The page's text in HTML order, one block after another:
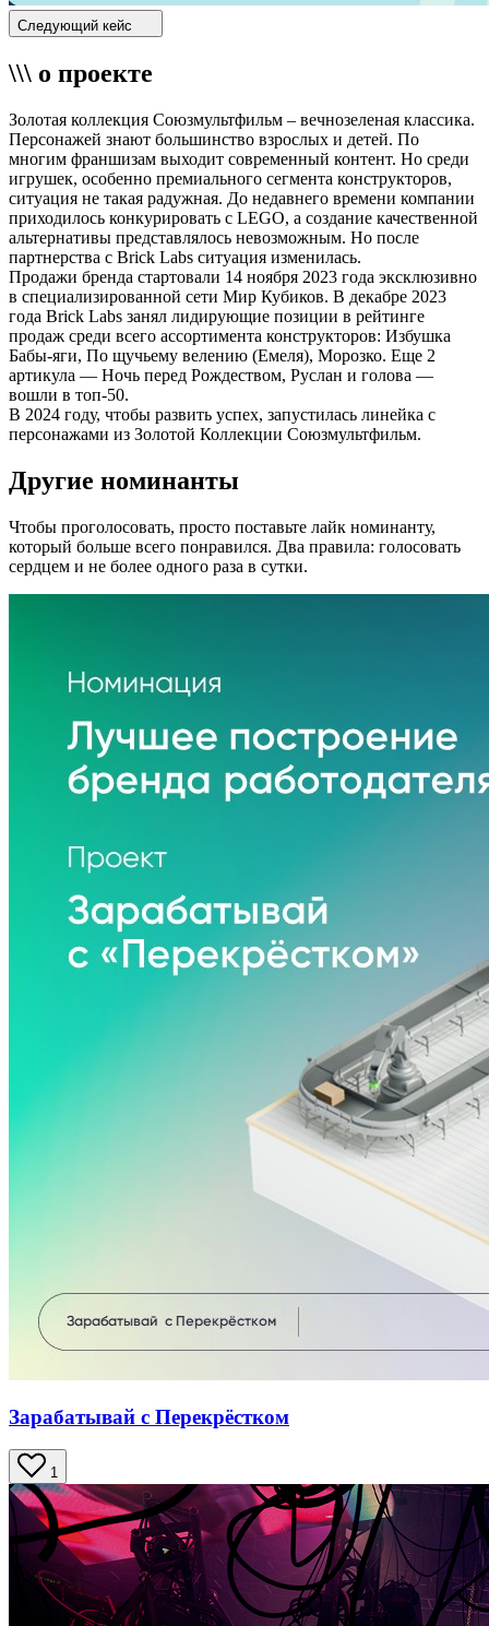
Следующий кейс
\\\ о проекте
Золотая коллекция Союзмультфильм – вечнозеленая классика.
Персонажей знают большинство взрослых и детей. По
многим франшизам выходит современный контент. Но среди
игрушек, особенно премиального сегмента конструкторов,
ситуация не такая радужная. До недавнего времени компании
приходилось конкурировать с LEGO, а создание качественной
альтернативы представлялось невозможным. Но после
партнерства с Brick Labs ситуация изменилась.
Продажи бренда стартовали 14 ноября 2023 года эксклюзивно
в специализированной сети Мир Кубиков. В декабре 2023
года Brick Labs занял лидирующие позиции в рейтинге
продаж среди всего ассортимента конструкторов: Избушка
Бабы-яги, По щучьему велению (Емеля), Морозко. Еще 2
артикула — Ночь перед Рождеством, Руслан и голова —
вошли в топ-50.
В 2024 году, чтобы развить успех, запустилась линейка с
персонажами из Золотой Коллекции Союзмультфильм.
Другие номинанты
Чтобы проголосовать, просто поставьте лайк номинанту,
который больше всего понравился. Два правила: голосовать
сердцем и не более одного раза в сутки.
Зарабатывай с Перекрёстком
1